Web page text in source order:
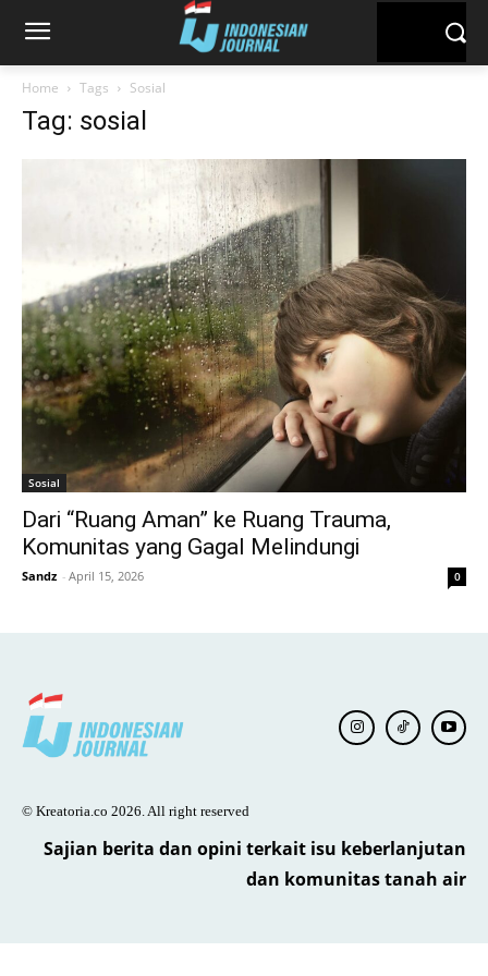
Home Tags Sosial
Tag: sosial
Sosial
Dari “Ruang Aman” ke Ruang Trauma,
Komunitas yang Gagal Melindungi
Sandz - April 15, 2026 0
© Kreatoria.co 2026. All right reserved
Sajian berita dan opini terkait isu keberlanjutan
dan komunitas tanah air